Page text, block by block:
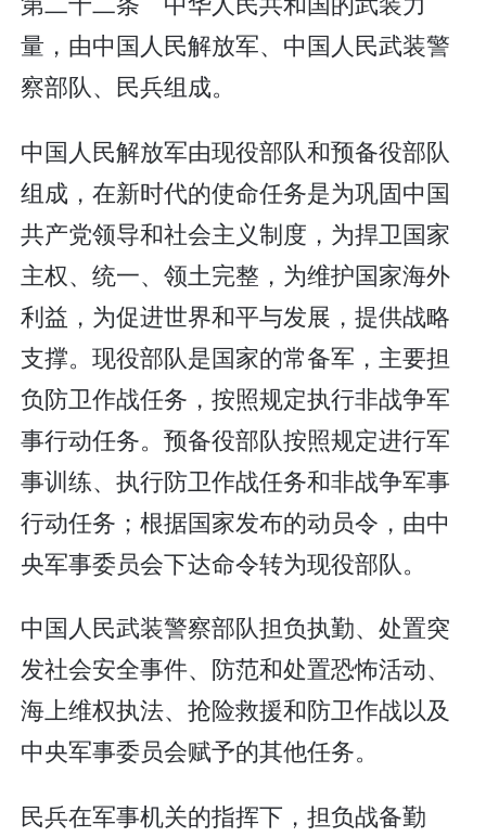
量，由中国人民解放军、中国人民武装警
察部队、民兵组成。
中国人民解放军由现役部队和预备役部队
组成，在新时代的使命任务是为巩固中国
共产党领导和社会主义制度，为捍卫国家
主权、统一、领土完整，为维护国家海外
利益，为促进世界和平与发展，提供战略
支撑。现役部队是国家的常备军，主要担
负防卫作战任务，按照规定执行非战争军
事行动任务。预备役部队按照规定进行军
事训练、执行防卫作战任务和非战争军事
行动任务；根据国家发布的动员令，由中
央军事委员会下达命令转为现役部队。
中国人民武装警察部队担负执勤、处置突
发社会安全事件、防范和处置恐怖活动、
海上维权执法、抢险救援和防卫作战以及
中央军事委员会赋予的其他任务。
民兵在军事机关的指挥下，担负战备勤